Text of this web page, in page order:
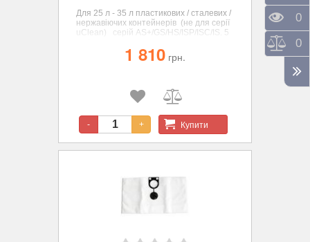
Для 25 л - 35 л пластикових / сталевих /
нержавіючих контейнерів (не для серії
uClean) серій AS+/GS/HS/ISP/ISC/IS. 5
1 810 грн.
- + Купити
0
0